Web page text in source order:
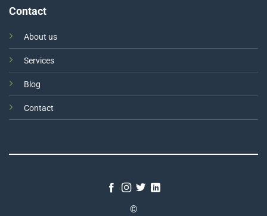
Contact
About us
Services
Blog
Contact
©